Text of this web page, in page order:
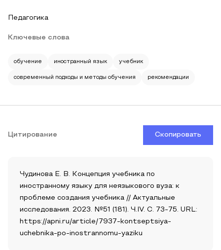
Педагогика
Ключевые слова
обучение иностранный язык учебник
современный подходы и методы обучения рекомендации
Цитирование Скопировать
Чудинова Е. В. Концепция учебника по
иностранному языку для неязыкового вуза: к
проблеме создания учебника // Актуальные
исследования. 2023. №51 (181). Ч.IV. С. 73-75. URL:
https://apni.ru/article/7937-kontseptsiya-
uchebnika-po-inostrannomu-yaziku